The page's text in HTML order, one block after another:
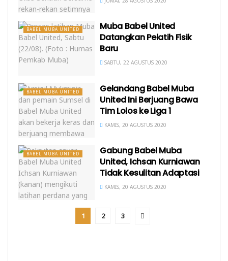
BABEL MUBA UNITED
Muba Babel United
Datangkan Pelatih Fisik
Baru
SABTU, 22 AGUSTUS 2020
BABEL MUBA UNITED
Gelandang Babel Muba
United Ini Berjuang Bawa
Tim Lolos ke Liga 1
KAMIS, 20 AGUSTUS 2020
BABEL MUBA UNITED
Gabung Babel Muba
United, Ichsan Kurniawan
Tidak Kesulitan Adaptasi
KAMIS, 20 AGUSTUS 2020
1 2 3